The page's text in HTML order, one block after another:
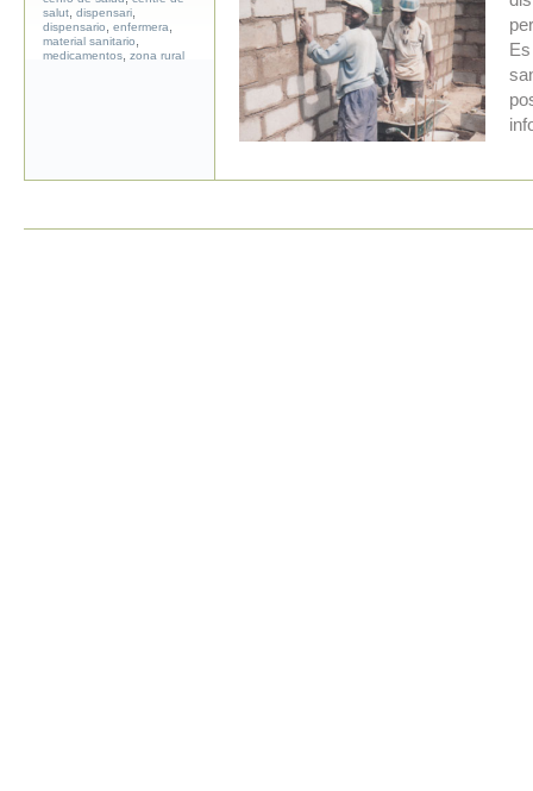
salut, dispensari,
dispensario enfermera
material sanitario
medicamentos, zona rural